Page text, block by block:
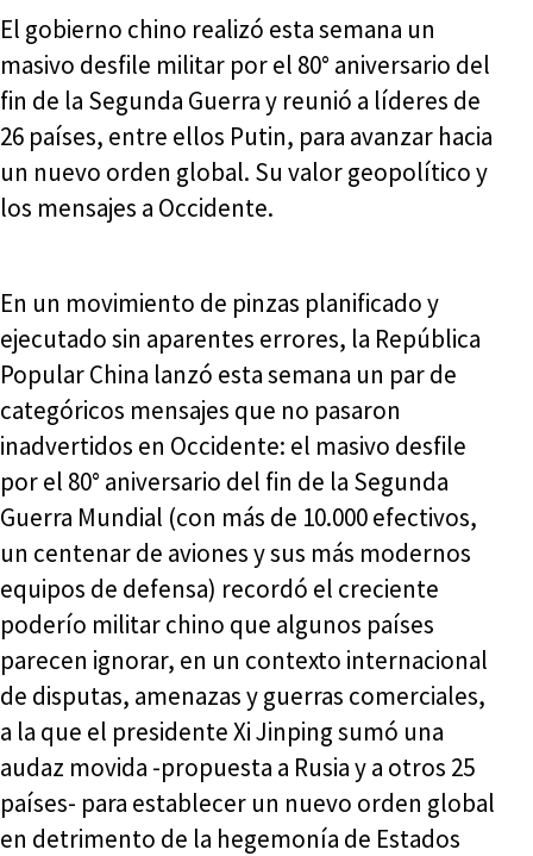
El gobierno chino realizó esta semana un
masivo desfile militar por el 80° aniversario del
fin de la Segunda Guerra y reunió a líderes de
26 países, entre ellos Putin, para avanzar hacia
un nuevo orden global. Su valor geopolítico y
los mensajes a Occidente.
En un movimiento de pinzas planificado y
ejecutado sin aparentes errores, la República
Popular China lanzó esta semana un par de
categóricos mensajes que no pasaron
inadvertidos en Occidente: el masivo desfile
por el 80° aniversario del fin de la Segunda
Guerra Mundial (con más de 10.000 efectivos,
un centenar de aviones y sus más modernos
equipos de defensa) recordó el creciente
poderío militar chino que algunos países
parecen ignorar, en un contexto internacional
de disputas, amenazas y guerras comerciales,
a la que el presidente Xi Jinping sumó una
audaz movida -propuesta a Rusia y a otros 25
países- para establecer un nuevo orden global
en detrimento de la hegemonía de Estados